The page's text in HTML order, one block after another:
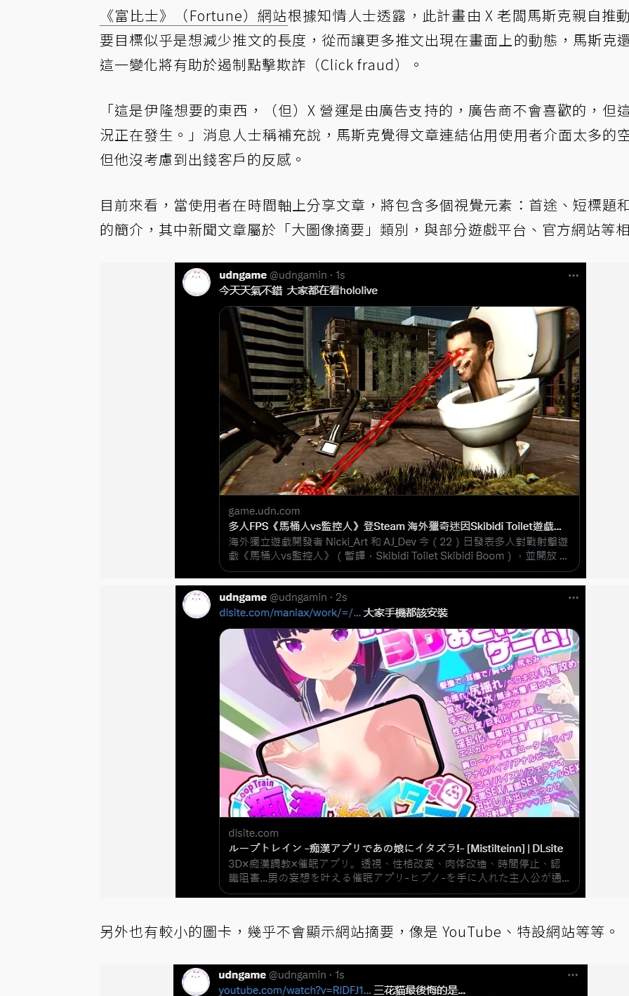
《富比士》（Fortune）網站根據知情人士透露，此計畫由 X 老闆馬斯克親自推
要目標似乎是想減少推文的長度，從而讓更多推文出現在畫面上的動態，馬斯克
這一變化將有助於遏制點擊欺詐（Click fraud）。
「這是伊隆想要的東西，（但）X 營運是由廣告支持的，廣告商不會喜歡的，但
況正在發生。」消息人士稱補充說，馬斯克覺得文章連結佔用使用者介面太多的
但他沒考慮到出錢客戶的反感。
目前來看，當使用者在時間軸上分享文章，將包含多個視覺元素：首途、短標題
的簡介，其中新聞文章屬於「大圖像摘要」類別，與部分遊戲平台、官方網站等
另外也有較小的圖卡，幾乎不會顯示網站摘要，像是 YouTube、特設網站等等。